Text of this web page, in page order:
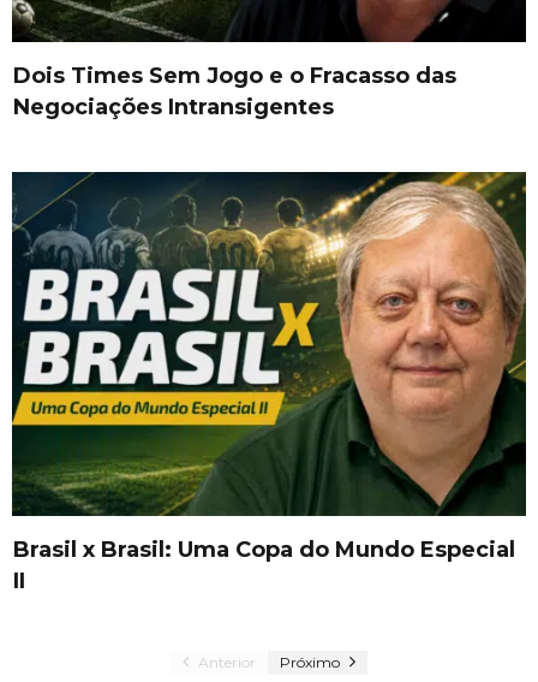
Dois Times Sem Jogo e o Fracasso das
Negociações Intransigentes
Brasil x Brasil: Uma Copa do Mundo Especial
II
Anterior Próximo